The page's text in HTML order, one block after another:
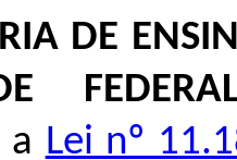
DE
a Lei nº